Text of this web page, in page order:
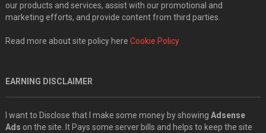
our products and services, assist with our promotional and
marketing efforts, and provide content from third parties.
Read more about site policy here Cookie Policy
EARNING DISCLAIMER
I want to Disclose that I make some money by showing Adsense
Ads on the site. It Pays some server bills and helps to keep the site